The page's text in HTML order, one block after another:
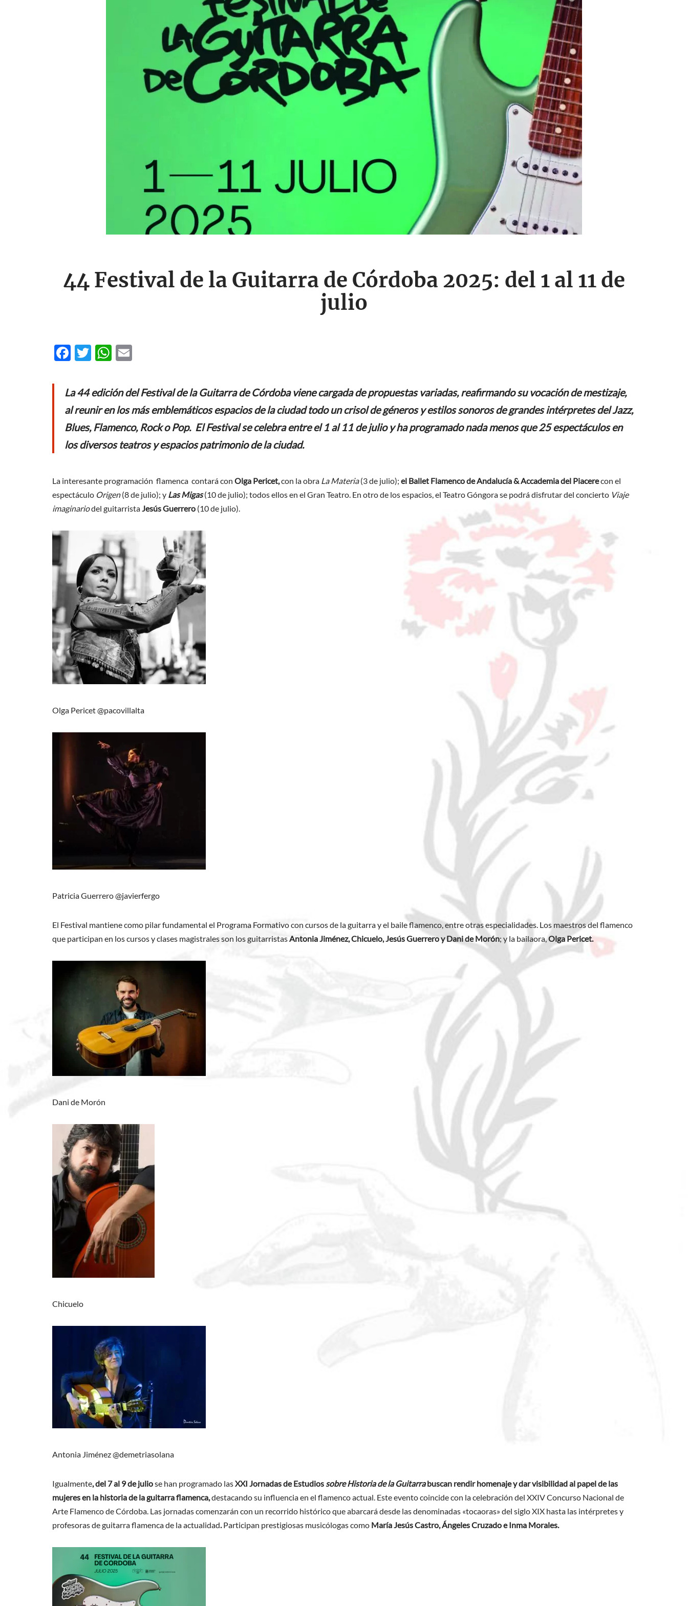
44 Festival de la Guitarra de Córdoba 2025: del 1 al 11 de
julio
F
e
b
o
o
k
T
itt
er
W
at
s
A
p
p
ail
La 44 edición del Festival de la Guitarra de Córdoba viene cargada de propuestas variadas, reafirmando su vocación de mestizaje,
al reunir en los más emblemáticos espacios de la ciudad todo un crisol de géneros y estilos sonoros de grandes intérpretes del Jazz,
Blues, Flamenco, Rock o Pop. El Festival se celebra entre el 1 al 11 de julio y ha programado nada menos que 25 espectáculos en
los diversos teatros y espacios patrimonio de la ciudad.
La interesante programación flamenca contará con Olga Pericet,con la obra La Materia(3 de julio); el Ballet Flamenco de Andalucía & Accademia del Piacerecon el
espectáculo Origen(8 de julio); y Las Migas(10 de julio); todos ellos en el Gran Teatro. En otro de los espacios, el Teatro Góngora se podrá disfrutar del concierto Viaje
imaginariodel guitarristaJesús Guerrero (10 de julio).
Olga Pericet @pacovillalta
Patricia Guerrero @javierfergo
El Festival mantiene como pilar fundamental el Programa Formativo con cursos de la guitarra y el baile flamenco, entre otras especialidades. Los maestros del flamenco
que participan en los cursos y clases magistrales son los guitarristasAntonia Jiménez, Chicuelo, Jesús Guerrero y Dani de Morón; y la bailaora,Olga Pericet.
Dani de Morón
Chicuelo
Antonia Jiménez @demetriasolana
Igualmente, del 7 al 9 de juliose han programado lasXXI Jornadas de Estudiossobre Historia de la Guitarrabuscan rendir homenaje y dar visibilidad al papel de las
mujeres en la historia de la guitarra flamenca,destacando su influencia en el flamenco actual. Este evento coincide con la celebración del XXIV Concurso Nacional de
Arte Flamenco de Córdoba. Las jornadas comenzarán con un recorrido histórico que abarcará desde las denominadas «tocaoras» del siglo XIX hasta las intérpretes y
profesoras de guitarra flamenca de la actualidad.Participan prestigiosas musicólogas como María Jesús Castro, Ángeles Cruzado e Inma Morales.